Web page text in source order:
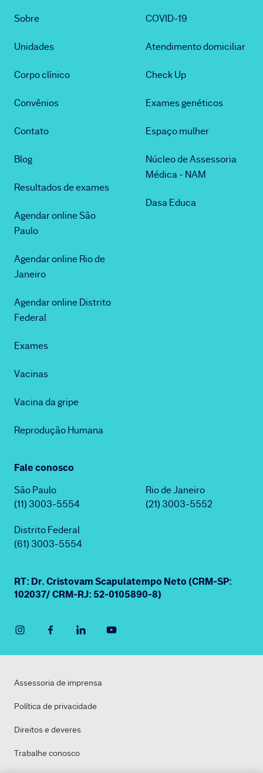
Sobre
Unidades
Corpo clínico
Convênios
Contato
Blog
Resultados de exames
Agendar online São
Paulo
Agendar online Rio de
Janeiro
Agendar online Distrito
Federal
Exames
Vacinas
Vacina da gripe
Reprodução Humana
COVID-19
Atendimento domiciliar
Check Up
Exames genéticos
Espaço mulher
Núcleo de Assessoria
Médica - NAM
Dasa Educa
Fale conosco
São Paulo
(11) 3003-5554
Rio de Janeiro
(21) 3003-5552
Distrito Federal
(61) 3003-5554
RT: Dr. Cristovam Scapulatempo Neto (CRM-SP:
102037/ CRM-RJ: 52-0105890-8)
Assessoria de imprensa
Política de privacidade
Direitos e deveres
Trabalhe conosco